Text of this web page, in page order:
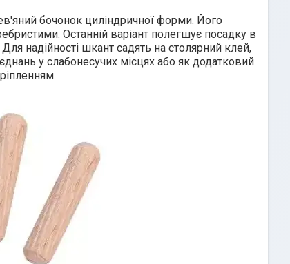
бочонок циліндричної форми. Його
Останній варіант полегшує посадку в
надійності шкант садять на столярний клей,
у слабонесучих місцях або як додатковий